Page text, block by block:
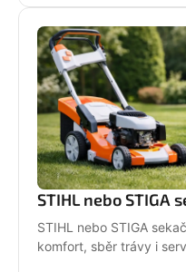
STIHL nebo STIGA
STIHL nebo STIGA
komfort, sběr trávy i